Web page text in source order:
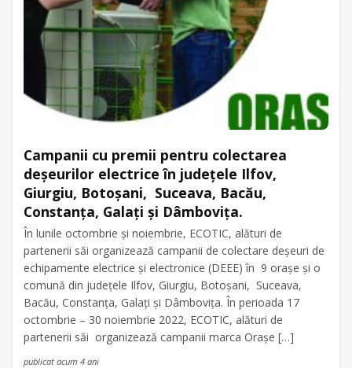
Campanii cu premii pentru colectarea
deșeurilor electrice în județele Ilfov,
Giurgiu, Botoșani, Suceava, Bacău,
Constanța, Galați și Dâmbovița.
În lunile octombrie și noiembrie, ECOTIC, alături de
partenerii săi organizează campanii de colectare deșeuri de
echipamente electrice și electronice (DEEE) în 9 orașe și o
comună din județele Ilfov, Giurgiu, Botoșani, Suceava,
Bacău, Constanța, Galați și Dâmbovița. În perioada 17
octombrie – 30 noiembrie 2022, ECOTIC, alături de
partenerii săi organizează campanii marca Orașe […]
publicat acum 4 ani